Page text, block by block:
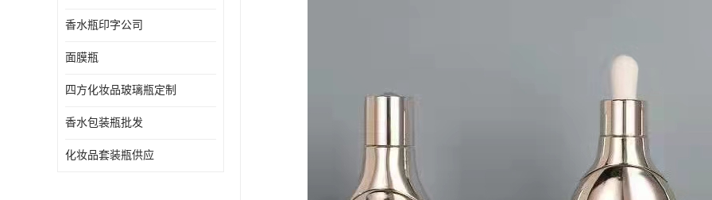
香水瓶印字公司
面膜瓶
四方化妆品玻璃瓶定制
香水包装瓶批发
化妆品套装瓶供应